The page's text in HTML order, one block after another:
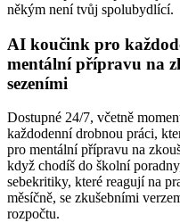
někým není tvůj spolubydlící.
AI koučink pro
mentální přípravu na
sezeními
Dostupné 24/7, včetně
každodenní drobnou práci,
pro mentální přípravu na
když chodíš do školní
sebekritiky, které reagují na
měsíčně, se zkušebními
rozpočtu.